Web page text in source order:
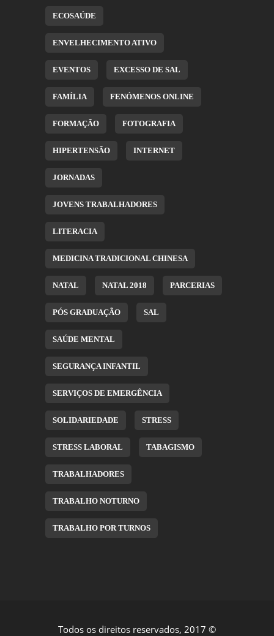
ECOSAÚDE
ENVELHECIMENTO ATIVO
EVENTOS EXCESSO DE SAL
FAMÍLIA FENÓMENOS ONLINE
FORMAÇÃO FOTOGRAFIA
HIPERTENSÃO INTERNET
JORNADAS
JOVENS TRABALHADORES
LITERACIA
MEDICINA TRADICIONAL CHINESA
NATAL NATAL 2018 PARCERIAS
PÓS GRADUAÇÃO SAL
SAÚDE MENTAL
SEGURANÇA INFANTIL
SERVIÇOS DE EMERGÊNCIA
SOLIDARIEDADE STRESS
STRESS LABORAL TABAGISMO
TRABALHADORES
TRABALHO NOTURNO
TRABALHO POR TURNOS
Todos os direitos reservados, 2017 ©